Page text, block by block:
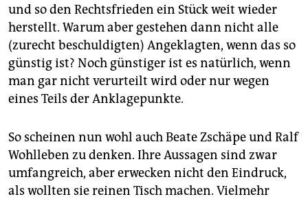
und so den Rechtsfrieden ein Stück weit wieder
herstellt. Warum aber gestehen dann nicht alle
(zurecht beschuldigten) Angeklagten, wenn das so
günstig ist? Noch günstiger ist es natürlich, wenn
man gar nicht verurteilt wird oder nur wegen
eines Teils der Anklagepunkte.
So scheinen nun wohl auch Beate Zschäpe und Ralf
Wohlleben zu denken. Ihre Aussagen sind zwar
umfangreich, aber erwecken nicht den Eindruck,
als wollten sie reinen Tisch machen. Vielmehr